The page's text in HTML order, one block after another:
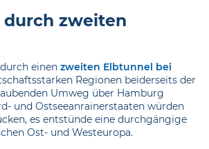
durch zweiten
einen zweiten Elbtunnel bei
Regionen beiderseits der
Umweg über Hamburg
und Ostseeanrainerstaaten würden
es entstünde eine durchgängige
Ost- und Westeuropa.